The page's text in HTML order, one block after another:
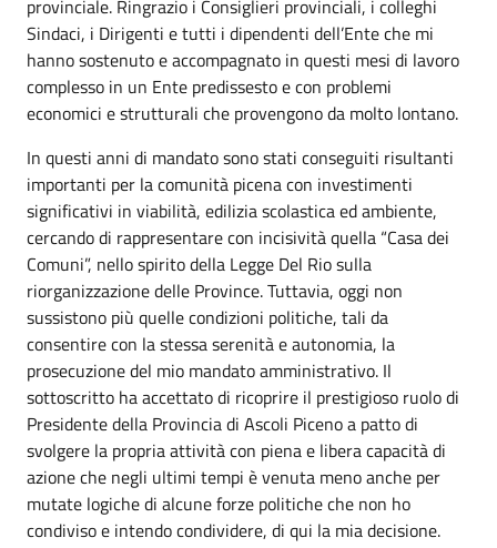
provinciale. Ringrazio i Consiglieri provinciali, i colleghi
Sindaci, i Dirigenti e tutti i dipendenti dell’Ente che mi
hanno sostenuto e accompagnato in questi mesi di lavoro
complesso in un Ente predissesto e con problemi
economici e strutturali che provengono da molto lontano.
In questi anni di mandato sono stati conseguiti risultanti
importanti per la comunità picena con investimenti
significativi in viabilità, edilizia scolastica ed ambiente,
cercando di rappresentare con incisività quella “Casa dei
Comuni”, nello spirito della Legge Del Rio sulla
riorganizzazione delle Province. Tuttavia, oggi non
sussistono più quelle condizioni politiche, tali da
consentire con la stessa serenità e autonomia, la
prosecuzione del mio mandato amministrativo. Il
sottoscritto ha accettato di ricoprire il prestigioso ruolo di
Presidente della Provincia di Ascoli Piceno a patto di
svolgere la propria attività con piena e libera capacità di
azione che negli ultimi tempi è venuta meno anche per
mutate logiche di alcune forze politiche che non ho
condiviso e intendo condividere, di qui la mia decisione.